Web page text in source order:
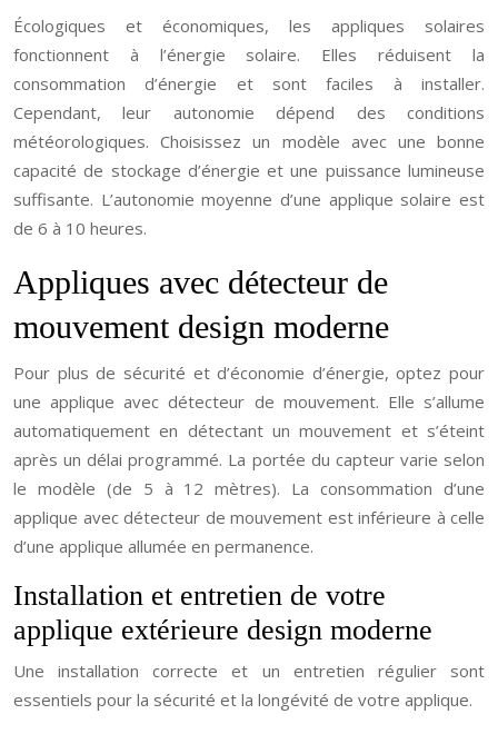
Écologiques et économiques, les appliques solaires
fonctionnent à l’énergie solaire. Elles réduisent la
consommation d’énergie et sont faciles à installer.
Cependant, leur autonomie dépend des conditions
météorologiques. Choisissez un modèle avec une bonne
capacité de stockage d’énergie et une puissance lumineuse
suffisante. L’autonomie moyenne d’une applique solaire est
de 6 à 10 heures.
Appliques avec détecteur de
mouvement design moderne
Pour plus de sécurité et d’économie d’énergie, optez pour
une applique avec détecteur de mouvement. Elle s’allume
automatiquement en détectant un mouvement et s’éteint
après un délai programmé. La portée du capteur varie selon
le modèle (de 5 à 12 mètres). La consommation d’une
applique avec détecteur de mouvement est inférieure à celle
d’une applique allumée en permanence.
Installation et entretien de votre
applique extérieure design moderne
Une installation correcte et un entretien régulier sont
essentiels pour la sécurité et la longévité de votre applique.